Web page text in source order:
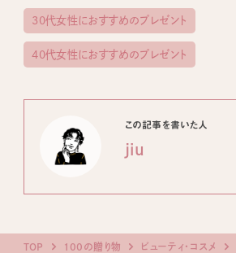
30代女性におすすめのプレゼント
40代女性におすすめのプレゼント
この記事を書いた人
jiu
TOP 100の贈り物 ビューティ・コスメ